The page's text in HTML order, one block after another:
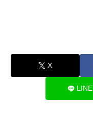
X
LINE